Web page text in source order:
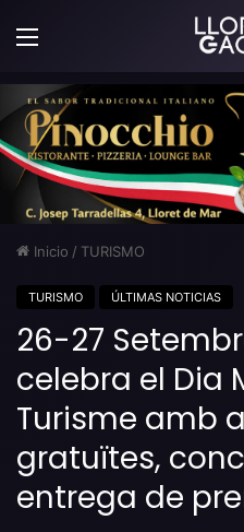
Menú
Inicio / TURISMO
TURISMO ÚLTIMAS NOTICIAS
26-27
celebra el Dia
Turisme amb
gratuïtes,
entrega de